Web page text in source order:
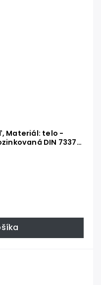
Materiál: telo -
DIN 7337